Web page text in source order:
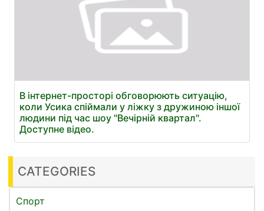
В інтернет-просторі обговорюють ситуацію,
коли Усика спіймали у ліжку з дружиною іншої
людини під час шоу "Вечірній квартал".
Доступне відео.
CATEGORIES
Спорт